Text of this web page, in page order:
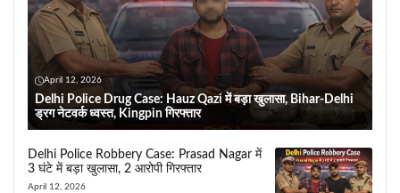
April 12, 2026
Delhi Police Drug Case: Hauz Qazi में बड़ा खुलासा, Bihar-Delhi
ड्रग नेटवर्क ध्वस्त, Kingpin गिरफ्तार
Delhi Police Robbery Case: Prasad Nagar में
3 घंटे में बड़ा खुलासा, 2 आरोपी गिरफ्तार
April 12, 2026